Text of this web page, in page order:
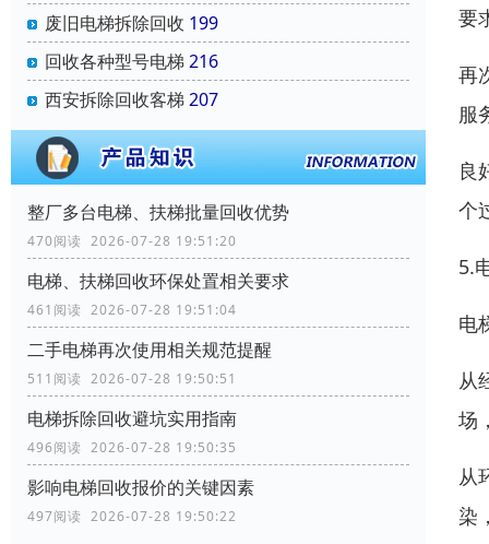
废旧电梯拆除回收 199
回收各种型号电梯 216
西安拆除回收客梯 207
整厂多台电梯、扶梯批量回收优势
470阅读 2026-07-28 19:51:20
电梯、扶梯回收环保处置相关要求
461阅读 2026-07-28 19:51:04
二手电梯再次使用相关规范提醒
511阅读 2026-07-28 19:50:51
电梯拆除回收避坑实用指南
496阅读 2026-07-28 19:50:35
影响电梯回收报价的关键因素
497阅读 2026-07-28 19:50:22
要
再
服
良
个
5.
电
从
场
从
染